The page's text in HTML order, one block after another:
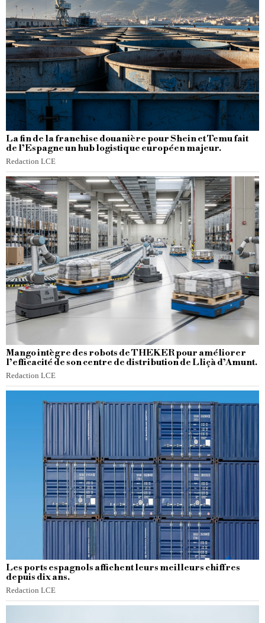
La fin de la franchise douanière pour Shein et Temu fait
de l’Espagne un hub logistique européen majeur.
Redaction LCE
Mango intègre des robots de THEKER pour améliorer
l’efficacité de son centre de distribution de Lliçà d’Amunt.
Redaction LCE
Les ports espagnols affichent leurs meilleurs chiffres
depuis dix ans.
Redaction LCE